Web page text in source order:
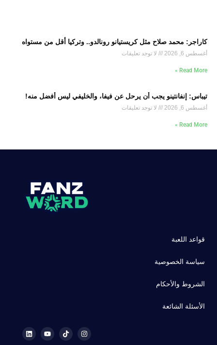
كاراجر: محمد صلاح مثل كريستيانو رونالدو.. وتركيا أقل من مستواه
أغسطس 6, 2026 لا توجد تعليقات
Read More »
تيباس: إنفانتينو يجب أن يرحل عن فيفا، والخليفي ليس أفضل منه!
أغسطس 6, 2026 لا توجد تعليقات
Read More »
قواعد اللعبة
سياسة الخصوصية
الشروط والأحكام
الأسئلة الشائعة